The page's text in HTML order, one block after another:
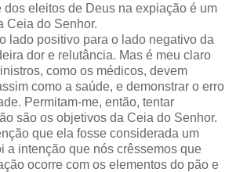
dos eleitos de Deus na expiação é um
Ceia do Senhor.
lado positivo para o lado negativo da
dor e relutância. Mas é meu claro
como os médicos, devem
como a saúde, e demonstrar o erro
Permitam-me, então, tentar
são os objetivos da Ceia do Senhor.
que ela fosse considerada um
a intenção que nós crêssemos que
ocorre com os elementos do pão e